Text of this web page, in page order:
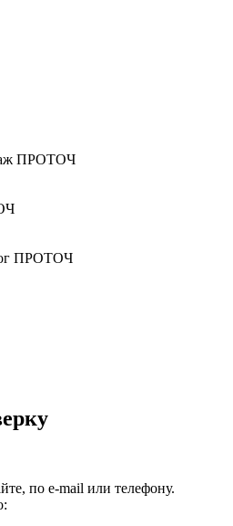
ПРОТОЧ
ПРОТОЧ
по e-mail или телефону.